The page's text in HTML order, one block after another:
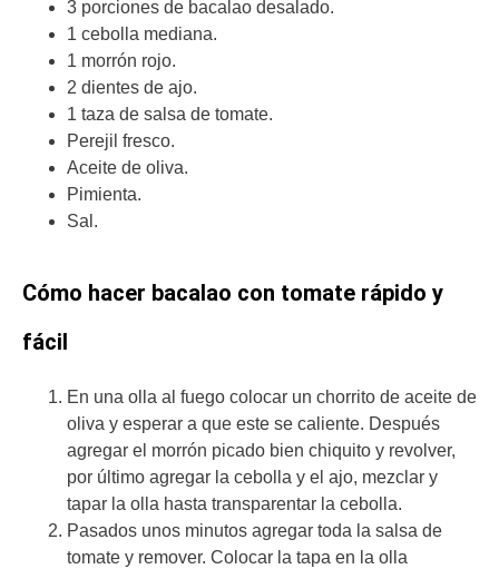
3 porciones de bacalao desalado.
1 cebolla mediana.
1 morrón rojo.
2 dientes de ajo.
1 taza de salsa de tomate.
Perejil fresco.
Aceite de oliva.
Pimienta.
Sal.
Cómo hacer bacalao con tomate rápido y
fácil
En una olla al fuego colocar un chorrito de aceite de
oliva y esperar a que este se caliente. Después
agregar el morrón picado bien chiquito y revolver,
por último agregar la cebolla y el ajo, mezclar y
tapar la olla hasta transparentar la cebolla.
Pasados unos minutos agregar toda la salsa de
tomate y remover. Colocar la tapa en la olla